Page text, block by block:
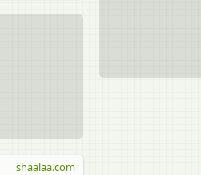
shaalaa.com